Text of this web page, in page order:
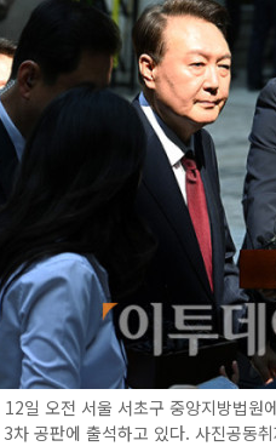
일 오전 서울 서초구 중앙지방법원
차 공판에 출석하고 있다. 사진공동